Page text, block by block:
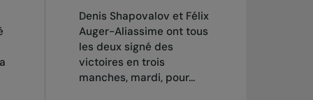
Denis Shapovalov et Félix
Auger-Aliassime ont tous
les deux signé des
victoires en trois
manches, mardi, pour...